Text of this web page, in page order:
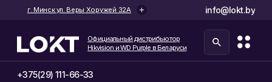
+375(29) 111-66-33
г. Минск ул. Веры Хоружей 32А
Время работы с 9:00 - 17:30